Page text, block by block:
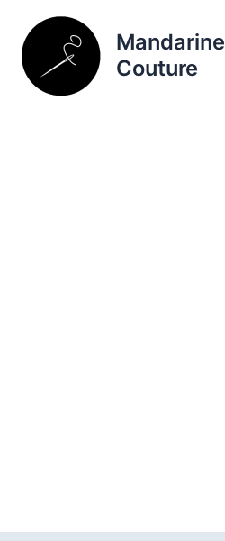
contenu
Mandarine
Couture